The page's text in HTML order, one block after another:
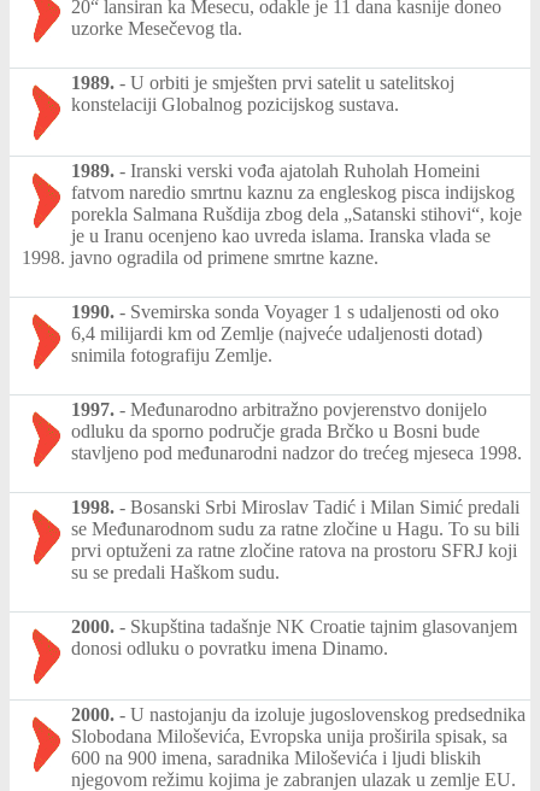
20“ lansiran ka Mesecu, odakle je 11 dana kasnije doneo
uzorke Mesečevog tla.
1989. - U orbiti je smješten prvi satelit u satelitskoj
konstelaciji Globalnog pozicijskog sustava.
1989. - Iranski verski vođa ajatolah Ruholah Homeini
fatvom naredio smrtnu kaznu za engleskog pisca indijskog
porekla Salmana Rušdija zbog dela „Satanski stihovi“, koje
je u Iranu ocenjeno kao uvreda islama. Iranska vlada se
1998. javno ogradila od primene smrtne kazne.
1990. - Svemirska sonda Voyager 1 s udaljenosti od oko
6,4 milijardi km od Zemlje (najveće udaljenosti dotad)
snimila fotografiju Zemlje.
1997. - Međunarodno arbitražno povjerenstvo donijelo
odluku da sporno područje grada Brčko u Bosni bude
stavljeno pod međunarodni nadzor do trećeg mjeseca 1998.
1998. - Bosanski Srbi Miroslav Tadić i Milan Simić predali
se Međunarodnom sudu za ratne zločine u Hagu. To su bili
prvi optuženi za ratne zločine ratova na prostoru SFRJ koji
su se predali Haškom sudu.
2000. - Skupština tadašnje NK Croatie tajnim glasovanjem
donosi odluku o povratku imena Dinamo.
2000. - U nastojanju da izoluje jugoslovenskog predsednika
Slobodana Miloševića, Evropska unija proširila spisak, sa
600 na 900 imena, saradnika Miloševića i ljudi bliskih
njegovom režimu kojima je zabranjen ulazak u zemlje EU.